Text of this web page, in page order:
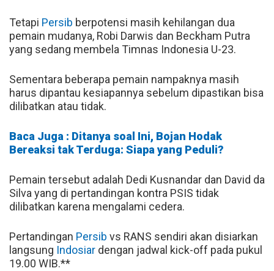
Tetapi Persib berpotensi masih kehilangan dua
pemain mudanya, Robi Darwis dan Beckham Putra
yang sedang membela Timnas Indonesia U-23.
Sementara beberapa pemain nampaknya masih
harus dipantau kesiapannya sebelum dipastikan bisa
dilibatkan atau tidak.
Baca Juga : Ditanya soal Ini, Bojan Hodak
Bereaksi tak Terduga: Siapa yang Peduli?
Pemain tersebut adalah Dedi Kusnandar dan David da
Silva yang di pertandingan kontra PSIS tidak
dilibatkan karena mengalami cedera.
Pertandingan Persib vs RANS sendiri akan disiarkan
langsung Indosiar dengan jadwal kick-off pada pukul
19.00 WIB.**